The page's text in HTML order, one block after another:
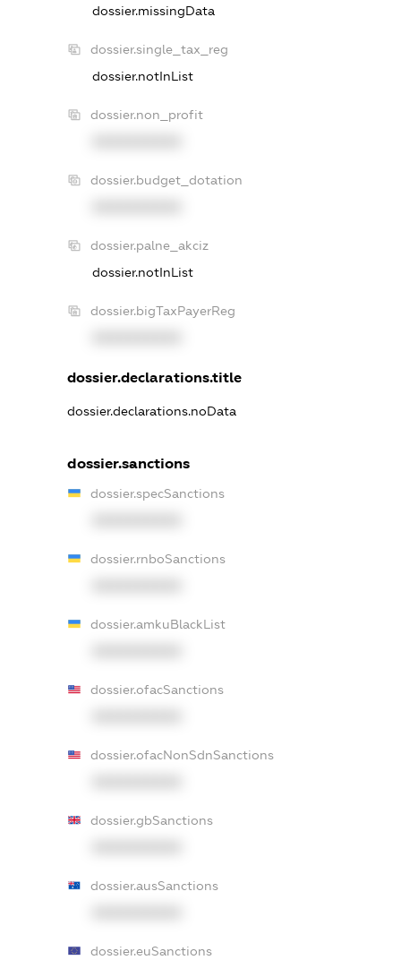
dossier.missingData
dossier.single_tax_reg
dossier.notInList
dossier.non_profit
dossier.budget_dotation
dossier.palne_akciz
dossier.notInList
dossier.bigTaxPayerReg
dossier.declarations.title
dossier.declarations.noData
dossier.sanctions
dossier.specSanctions
dossier.rnboSanctions
dossier.amkuBlackList
dossier.ofacSanctions
dossier.ofacNonSdnSanctions
dossier.gbSanctions
dossier.ausSanctions
dossier.euSanctions